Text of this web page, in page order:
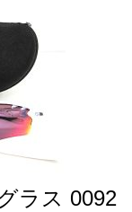
ラス 0092